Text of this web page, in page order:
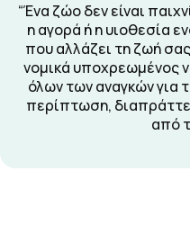
“Ένα ζώο δεν είναι
η αγορά ή η υιοθεσία
που αλλάζει τη ζωή
νομικά υποχρεωμένος
όλων των αναγκών για
περίπτωση,
από